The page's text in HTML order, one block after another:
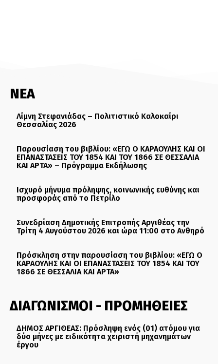
ΝΕΑ
Λίμνη Στεφανιάδας – Πολιτιστικό Καλοκαίρι
Θεσσαλίας 2026
Παρουσίαση του βιβλίου: «ΕΓΩ Ο ΚΑΡΑΟΥΛΗΣ ΚΑΙ ΟΙ
ΕΠΑΝΑΣΤΑΣΕΙΣ ΤΟΥ 1854 ΚΑΙ ΤΟΥ 1866 ΣΕ ΘΕΣΣΑΛΙΑ
ΚΑΙ ΑΡΤΑ» – Πρόγραμμα Εκδήλωσης
Ισχυρό μήνυμα πρόληψης, κοινωνικής ευθύνης και
προσφοράς από το Πετρίλο
Συνεδρίαση Δημοτικής Επιτροπής Αργιθέας την
Τρίτη 4 Αυγούστου 2026 και ώρα 11:00 στο Ανθηρό
Πρόσκληση στην παρουσίαση του βιβλίου: «ΕΓΩ Ο
ΚΑΡΑΟΥΛΗΣ ΚΑΙ ΟΙ ΕΠΑΝΑΣΤΑΣΕΙΣ ΤΟΥ 1854 ΚΑΙ ΤΟΥ
1866 ΣΕ ΘΕΣΣΑΛΙΑ ΚΑΙ ΑΡΤΑ»
ΔΙΑΓΩΝΙΣΜΟΙ - ΠΡΟΜΗΘΕΙΕΣ
ΔΗΜΟΣ ΑΡΓΙΘΕΑΣ: Πρόσληψη ενός (01) ατόμου για
δύο μήνες με ειδικότητα χειριστή μηχανημάτων
έργου